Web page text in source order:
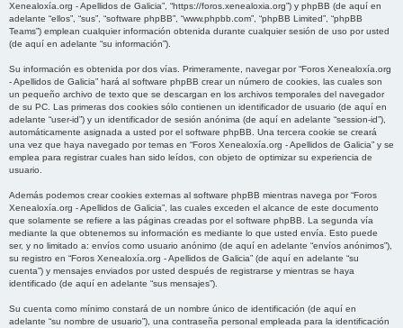
Xenealoxía.org - Apellidos de Galicia”, “https://foros.xenealoxia.org”) y phpBB (de aquí en
adelante “ellos”, “sus”, “software phpBB”, “www.phpbb.com”, “phpBB Limited”, “phpBB
Teams”) emplean cualquier información obtenida durante cualquier sesión de uso por usted
(de aquí en adelante “su información”).
Su información es obtenida por dos vías. Primeramente, navegar por “Foros Xenealoxía.org
- Apellidos de Galicia” hará al software phpBB crear un número de cookies, las cuales son
un pequeño archivo de texto que se descargan en los archivos temporales del navegador
de su PC. Las primeras dos cookies sólo contienen un identificador de usuario (de aquí en
adelante “user-id”) y un identificador de sesión anónima (de aquí en adelante “session-id”),
automáticamente asignada a usted por el software phpBB. Una tercera cookie se creará
una vez que haya navegado por temas en “Foros Xenealoxía.org - Apellidos de Galicia” y se
emplea para registrar cuales han sido leídos, con objeto de optimizar su experiencia de
usuario.
Además podemos crear cookies externas al software phpBB mientras navega por “Foros
Xenealoxía.org - Apellidos de Galicia”, las cuales exceden el alcance de este documento
que solamente se refiere a las páginas creadas por el software phpBB. La segunda vía
mediante la que obtenemos su información es mediante lo que usted envía. Esto puede
ser, y no limitado a: envíos como usuario anónimo (de aquí en adelante “envíos anónimos”),
su registro en “Foros Xenealoxía.org - Apellidos de Galicia” (de aquí en adelante “su
cuenta”) y mensajes enviados por usted después de registrarse y mientras se haya
identificado (de aquí en adelante “sus mensajes”).
Su cuenta como mínimo constará de un nombre único de identificación (de aquí en
adelante “su nombre de usuario”), una contraseña personal empleada para la identificación